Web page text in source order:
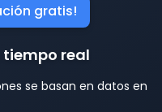
gratis!
tiempo real
se basan en datos en